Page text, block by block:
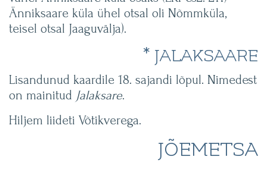
Änniksaare küla ühel otsal oli Nõmmküla,
teisel otsal Jaaguvälja).
* JALAKSAARE
Lisandunud kaardile 18. sajandi lõpul. Nimedest
on mainitud Jalaksare.
Hiljem liideti Võtikverega.
JÕEMETSA